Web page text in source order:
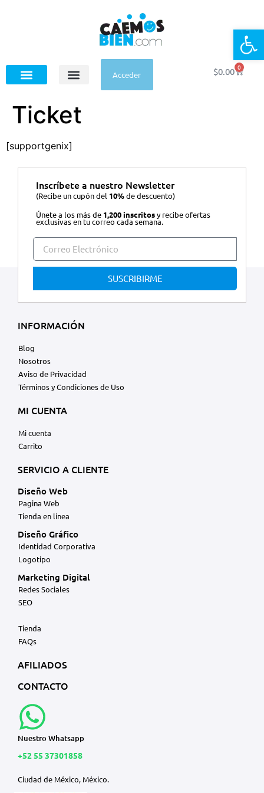
Acceder $0.00 0
Ticket
[supportgenix]
Inscríbete a nuestro Newsletter
(Recibe un cupón del 10%de descuento)
Únete a los más de 1,200 inscritosy recibe ofertas
exclusivas en tu correo cada semana.
SUSCRIBIRME
INFORMACIÓN
Blog
Nosotros
Aviso de Privacidad
Términos y Condiciones de Uso
MI CUENTA
Mi cuenta
Carrito
SERVICIO A CLIENTE
Diseño Web
Pagina Web
Tienda en línea
Diseño Gráfico
Identidad Corporativa
Logotipo
Marketing Digital
Redes Sociales
SEO
Tienda
FAQs
AFILIADOS
CONTACTO
Nuestro Whatsapp
+52 55 37301858
Ciudad de México, México.